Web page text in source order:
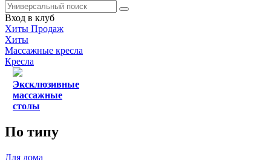
Вход в клуб
Хиты Продаж
Хиты
Массажные кресла
Кресла
Эксклюзивные
массажные
столы
По типу
Для дома